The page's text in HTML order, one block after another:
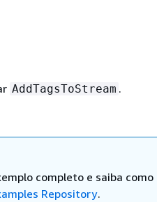
AddTagsToStream .
completo e saiba como
Repository.